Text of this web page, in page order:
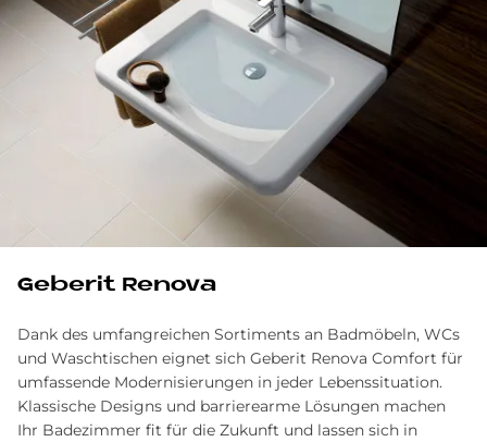
Ge­be­rit Re­no­va
Dank des umfangreichen Sortiments an Badmöbeln, WCs
und Waschtischen eignet sich Geberit Renova Comfort für
umfassende Modernisierungen in jeder Lebenssituation.
Klassische Designs und barrierearme Lösungen machen
Ihr Badezimmer fit für die Zukunft und lassen sich in